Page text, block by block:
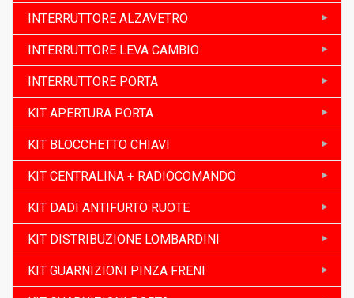
INTERRUTTORE ALZAVETRO
INTERRUTTORE LEVA CAMBIO
INTERRUTTORE PORTA
KIT APERTURA PORTA
KIT BLOCCHETTO CHIAVI
KIT CENTRALINA + RADIOCOMANDO
KIT DADI ANTIFURTO RUOTE
KIT DISTRIBUZIONE LOMBARDINI
KIT GUARNIZIONI PINZA FRENI